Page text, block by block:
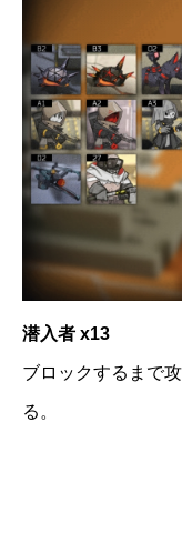
潜入者 x13
ブロックするまで
る。